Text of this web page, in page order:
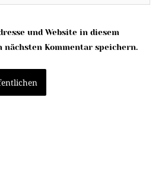
und Website in diesem
nächsten Kommentar speichern.